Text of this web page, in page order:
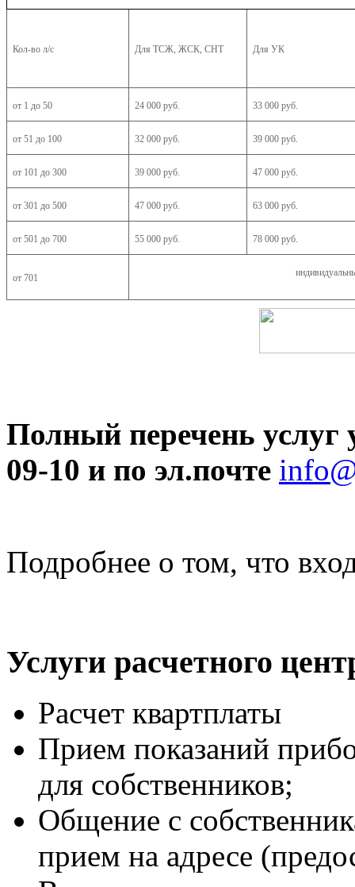
Кол-во л/с Для ТСЖ, ЖСК, СНТ Для УК
от 1 до 50 24000 руб. 33000 руб.
от 51 до 100 32000 руб. 39000 руб.
от 101 до 300 39 000 руб. 47000 руб.
от 301 до 500 47 000 руб. 63000 руб.
от 501 до 700 55 000 руб. 78 000 руб.
от 701
Полный перечень услуг
09-10 и по эл.почте
Подробнее о том, что
Услуги расчетного
Расчет квартплаты
Прием показаний
для собственников;
Общение с
прием на адресе